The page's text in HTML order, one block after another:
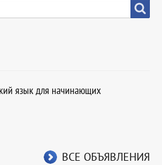
язык для начинающих
ВСЕ ОБЪЯВЛЕНИЯ